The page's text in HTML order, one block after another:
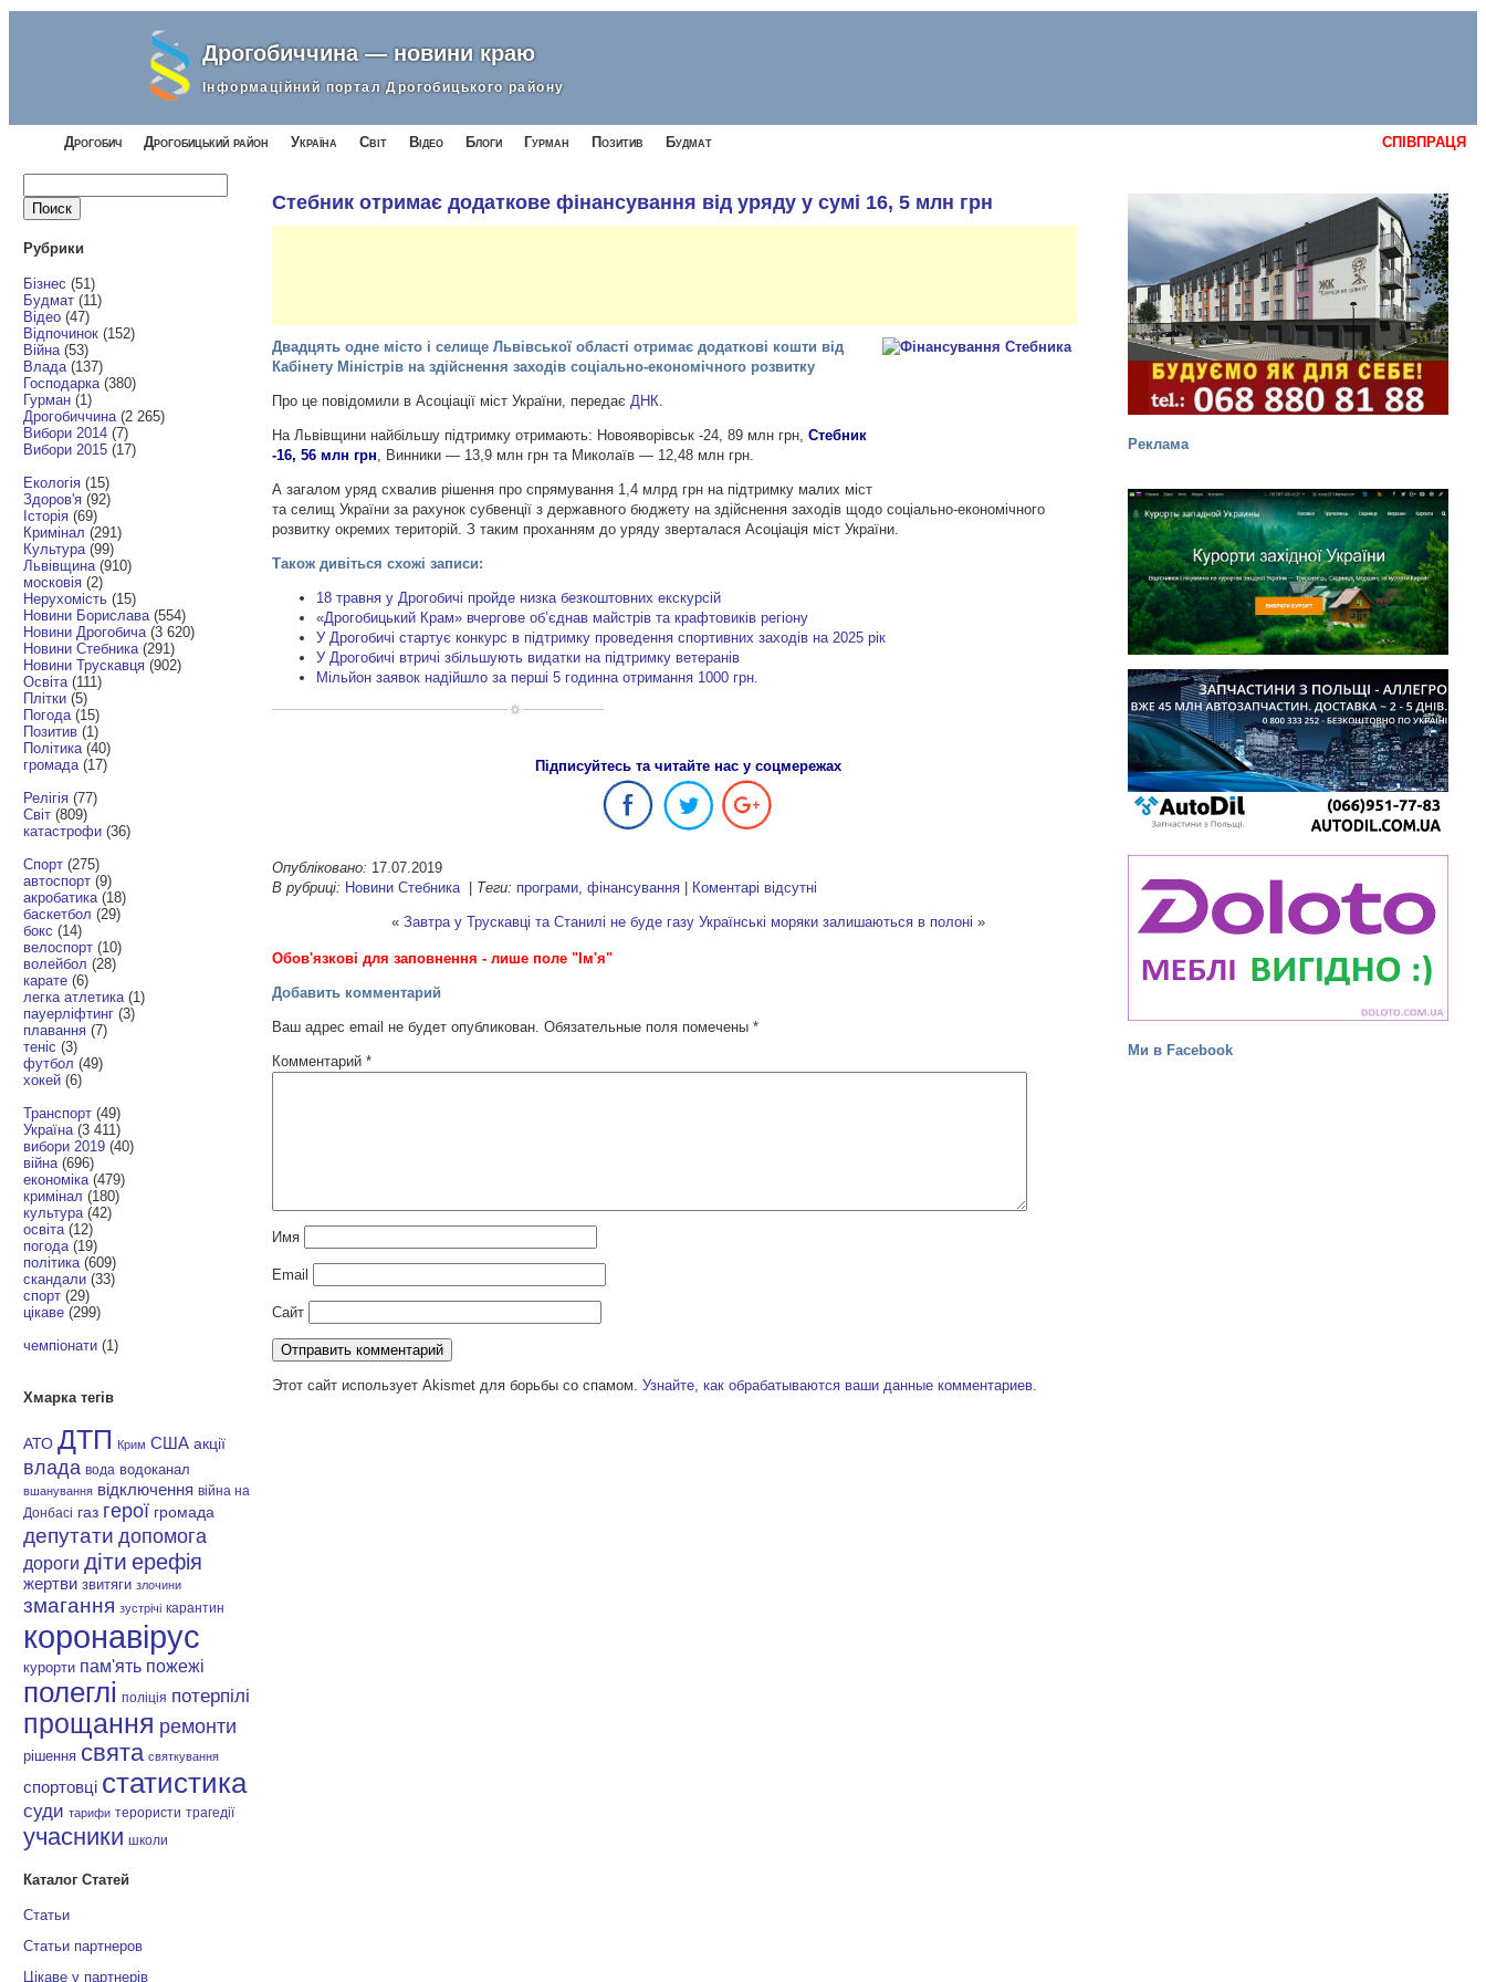
Дрогобиччина — новини краю
Інформаційний портал Дрогобицького району
Дрогобич Дрогобицький район Україна Світ Відео Блоги Гурман СПІВПРАЦЯ
Позитив Будмат
Реклама
Ми в Facebook
Рубрики
Бізнес (51)
Будмат (11)
Відео (47)
Відпочинок (152)
Війна (53)
Влада (137)
Господарка (380)
Гурман (1)
Дрогобиччина (2 265)
Вибори 2014 (7)
Вибори 2015 (17)
Екологія (15)
Здоров'я (92)
Історія (69)
Кримінал (291)
Культура (99)
Львівщина (910)
московія (2)
Нерухомість (15)
Новини Борислава (554)
Новини Дрогобича (3 620)
Новини Стебника (291)
Новини Трускавця (902)
Освіта (111)
Плітки (5)
Погода (15)
Позитив (1)
Політика (40)
громада (17)
Релігія (77)
Світ (809)
катастрофи (36)
Спорт (275)
автоспорт (9)
акробатика (18)
баскетбол (29)
бокс (14)
велоспорт (10)
волейбол (28)
карате (6)
легка атлетика (1)
пауерліфтинг (3)
плавання (7)
теніс (3)
футбол (49)
хокей (6)
Транспорт (49)
Україна (3 411)
вибори 2019 (40)
війна (696)
економіка (479)
кримінал (180)
культура (42)
освіта (12)
погода (19)
політика (609)
скандали (33)
спорт (29)
цікаве (299)
чемпіонати (1)
Хмарка тегів
АТО ДТП Крим США акції
влада вода водоканал
вшанування відключення війна на
Донбасі газ герої громада
депутати допомога
дороги діти ерефія
жертви звитяги злочини
змагання зустрічі карантин
коронавірус
курорти пам'ять пожежі
полеглі поліція потерпілі
прощання ремонти
рішення свята святкування
спортовці статистика
суди тарифи терористи трагедії
учасники школи
Каталог Статей
Статьи
Статьи партнеров
Цікаве у партнерів
Стебник отримає додаткове фінансування від уряду у сумі 16, 5 млн грн
Двадцять одне місто і селище Львівської області отримає додаткові кошти від
Кабінету Міністрів на здійснення заходів соціально-економічного розвитку
Про це повідомили в Асоціації міст України, передаєДНК.
На Львівщини найбільшу підтримку отримають: Новояворівськ -24, 89 млн грн,Стебник
-16, 56 млн грн, Винники — 13,9 млн грн та Миколаїв — 12,48 млн грн.
А загалом уряд схвалив рішення про спрямування 1,4 млрд грн на підтримку малих міст
та селищ України за рахунок субвенції з державного бюджету на здійснення заходів щодо соціально-економічного
розвитку окремих територій. З таким проханням до уряду зверталася Асоціація міст України.
Також дивіться схожі записи:
18 травня у Дрогобичі пройде низка безкоштовних екскурсій
«Дрогобицький Крам» вчергове об’єднав майстрів та крафтовиків регіону
У Дрогобичі стартує конкурс в підтримку проведення спортивних заходів на 2025 рік
У Дрогобичі втричі збільшують видатки на підтримку ветеранів
Мільйон заявок надійшло за перші 5 годинна отримання 1000 грн.
Підписуйтесь та читайте нас у соцмережах
Опубліковано: 17.07.2019
В рубриці: Новини Стебника | Теги: програми ,фінансування | Коментарі відсутні
« Завтра у Трускавці та Станилі не буде газу Українські моряки залишаються в полоні »
Обов'язкові для заповнення - лише поле "Ім'я"
Добавить комментарий
Ваш адрес email не будет опубликован. Обязательные поля помечены*
Комментарий*
Имя
Email
Сайт
Этот сайт использует Akismet для борьбы со спамом.Узнайте, как обрабатываются ваши данные комментариев